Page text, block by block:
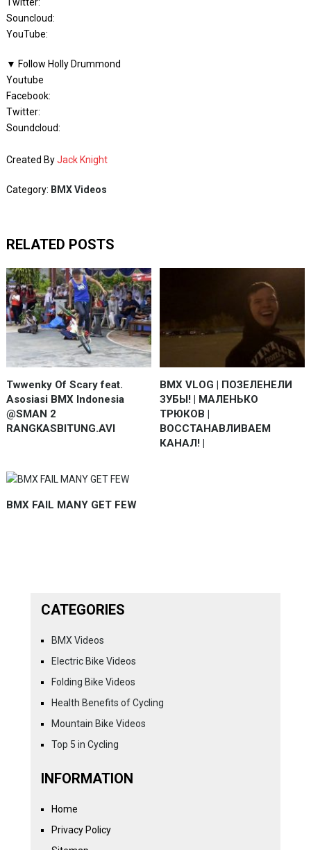
Souncloud:
YouTube:
▼ Follow Holly Drummond
Youtube
Facebook:
Twitter:
Soundcloud:
Created ByJack Knight
Category: BMX Videos
RELATED POSTS
Twwenky Of Scary feat.
Asosiasi BMX Indonesia
@SMAN 2
RANGKASBITUNG.AVI
BMX VLOG | ПОЗЕЛЕНЕЛИ
ЗУБЫ! | МАЛЕНЬКО
ТРЮКОВ |
ВОССТАНАВЛИВАЕМ
КАНАЛ! |
BMX FAIL MANY GET FEW
CATEGORIES
BMX Videos
Electric Bike Videos
Folding Bike Videos
Health Benefits of Cycling
Mountain Bike Videos
Top 5 in Cycling
INFORMATION
Home
Privacy Policy